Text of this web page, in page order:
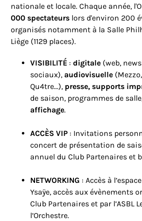
nationale et locale. Chaque année,
000 spectateurs lors d'environ 200
organisés notamment à la Salle
Liège (1129 places).
VISIBILITÉ :digitale (web,
sociaux), audiovisuelle
Qu4tre...), presse, supports
de saison, programmes de salle,
affichage.
ACCÈS VIP : Invitations
concert de présentation de
annuel du Club Partenaires et
NETWORKING : Accès à
Ysaÿe, accès aux évènements
Club Partenaires et par l’ASBL
l’Orchestre.